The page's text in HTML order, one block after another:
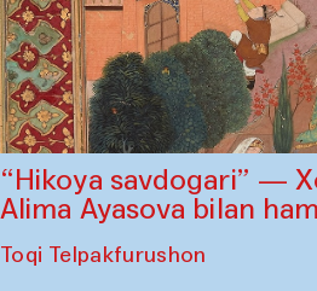
“Hikoya savdogari” —
Alima Ayasova bilan
Toqi Telpakfurushon